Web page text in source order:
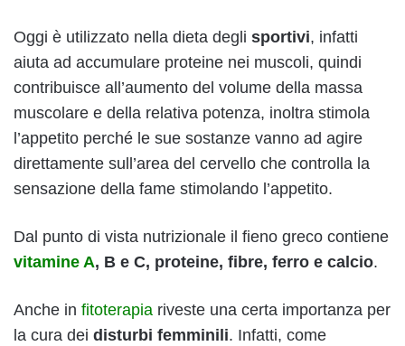
Oggi è utilizzato nella dieta degli sportivi, infatti
aiuta ad accumulare proteine nei muscoli, quindi
contribuisce all’aumento del volume della massa
muscolare e della relativa potenza, inoltra stimola
l’appetito perché le sue sostanze vanno ad agire
direttamente sull’area del cervello che controlla la
sensazione della fame stimolando l’appetito.
Dal punto di vista nutrizionale il fieno greco contiene
vitamine A, B e C, proteine, fibre, ferro e calcio.
Anche in fitoterapia riveste una certa importanza per
la cura dei disturbi femminili. Infatti, come